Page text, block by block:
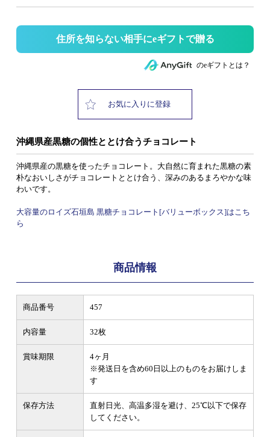
住所を知らない相手にeギフトで贈る
のeギフトとは？
お気に入りに登録
沖縄県産黒糖の個性ととけ合うチョコレート
沖縄県産の黒糖を使ったチョコレート。大自然に育まれた黒糖の素
朴なおいしさがチョコレートととけ合う、深みのあるまろやかな味
わいです。
大容量のロイズ石垣島 黒糖チョコレート[バリューボックス]はこち
ら
商品情報
商品番号 457
内容量 32枚
賞味期限
4ヶ月
※発送日を含め60日以上のものをお届けしま
す
保存方法
直射日光、高温多湿を避け、25℃以下で保存
してください。